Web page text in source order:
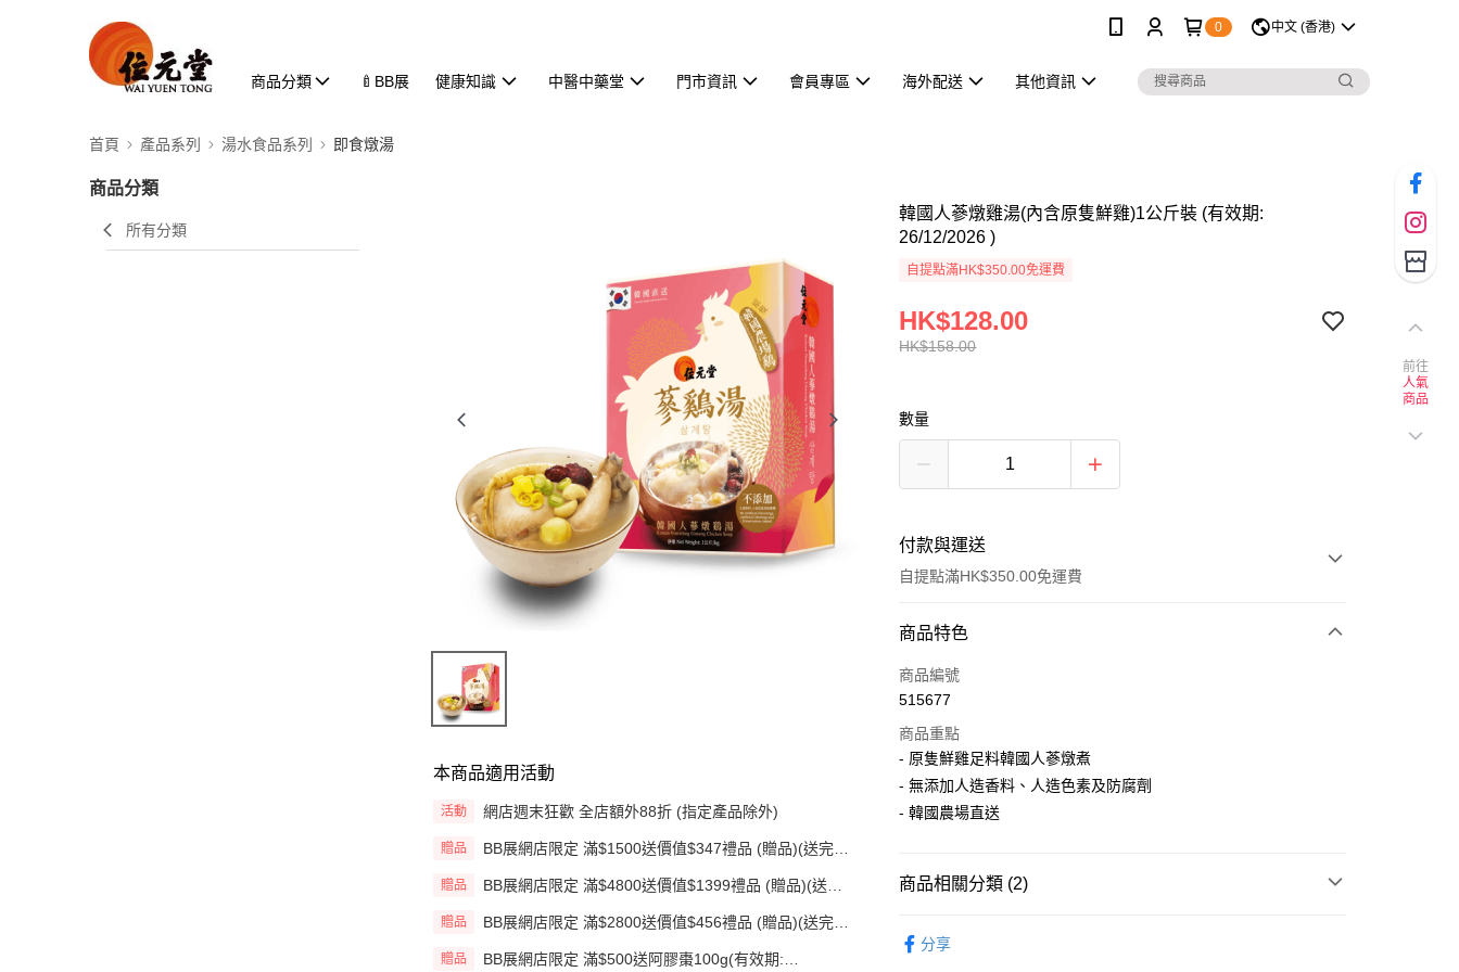
0 中文 (香港)
商品分類 🍼BB展 健康知識 中醫中藥堂 門市資訊 會員專區 海外配送 其他資訊
首頁 產品系列 湯水食品系列 即食燉湯
商品分類
所有分類
本商品適用活動
活動 網店週末狂歡 全店額外88折 (指定產品除外)
贈品
BB展網店限定 滿$1500送價值$347禮品 (贈品)(送完即
贈品
BB展網店限定 滿$4800送價值$1399禮品 (贈品)(送完
贈品
BB展網店限定 滿$2800送價值$456禮品 (贈品)(送完即
贈品
BB展網店限定 滿$500送阿膠棗100g(有效期:
韓國人蔘燉雞湯(內含原隻鮮雞)1公斤裝 (有效期:
26/12/2026 )
自提點滿HK$350.00免運費
HK$158.00
HK$128.00
數量
付款與運送
自提點滿HK$350.00免運費
付款方式
信用卡
PayMe
WeChat Pay
每筆HK$50.00，滿HK$350.00或以上免運費
商品特色
商品編號
515677
商品重點
- 原隻鮮雞足料韓國人蔘燉煮
- 無添加人造香料、人造色素及防腐劑
- 韓國農場直送
商品相關分類 (2)
分享
前往
人氣
商品